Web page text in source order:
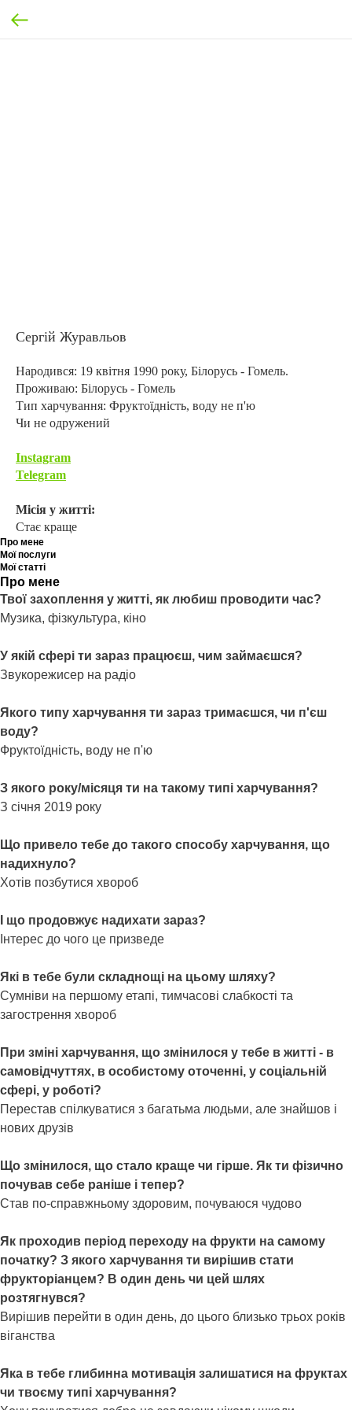
Сергій Журавльов
Народився: 19 квітня 1990 року, Білорусь - Гомель.
Проживаю: Білорусь - Гомель
Тип харчування: Фруктоїдність, воду не п'ю
Чи не одружений
Instagram
Telegram
Місія у житті:
Стає краще
Про мене
Мої послуги
Мої статті
Про мене
Твої захоплення у житті, як любиш проводити час?
Музика, фізкультура, кіно
У якій сфері ти зараз працюєш, чим займаєшся?
Звукорежисер на радіо
Якого типу харчування ти зараз тримаєшся, чи п'єш
воду?
Фруктоїдність, воду не п'ю
З якого року/місяця ти на такому типі харчування?
З січня 2019 року
Що привело тебе до такого способу харчування, що
надихнуло?
Хотів позбутися хвороб
І що продовжує надихати зараз?
Інтерес до чого це призведе
Які в тебе були складнощі на цьому шляху?
Сумніви на першому етапі, тимчасові слабкості та
загострення хвороб
При зміні харчування, що змінилося у тебе в житті - в
самовідчуттях, в особистому оточенні, у соціальній
сфері, у роботі?
Перестав спілкуватися з багатьма людьми, але знайшов і
нових друзів
Що змінилося, що стало краще чи гірше. Як ти фізично
почував себе раніше і тепер?
Став по-справжньому здоровим, почуваюся чудово
Як проходив період переходу на фрукти на самому
початку? З якого харчування ти вирішив стати
фрукторіанцем? В один день чи цей шлях
розтягнувся?
Вирішив перейти в один день, до цього близько трьох років
віганства
Яка в тебе глибинна мотивація залишатися на фруктах
чи твоєму типі харчування?